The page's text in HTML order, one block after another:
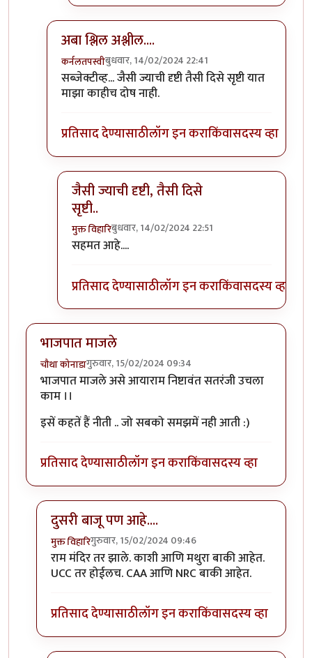
अबा श्लिल अश्लील....
कर्नलतपस्वीबुधवार, 14/02/2024 22:41
In reply toश्शी! किती अश्लील लिहीतातbyअमरेंद्र बाहुबली
सब्जेक्टीव्ह... जैसी ज्याची दृष्टी तैसी दिसे सृष्टी यात
माझा काहीच दोष नाही.
प्रतिसाद देण्यासाठीलॉग इन कराकिंवासदस्य व्हा
जैसी ज्याची दृष्टी, तैसी दिसे
सृष्टी..
मुक्त विहारिबुधवार, 14/02/2024 22:51
In reply toअबा श्लिल अश्लील....
सहमत आहे....
प्रतिसाद देण्यासाठीलॉग इन कराकिंवासदस्य व्हा
भाजपात माजले
चौथा कोनाडागुरुवार, 15/02/2024 09:34
भाजपात माजले असे आयाराम निष्टावंत सतरंजी उचला
काम ।।
इसें कहतें हैं नीती .. जो सबको समझमें नही आती :)
प्रतिसाद देण्यासाठीलॉग इन कराकिंवासदस्य व्हा
दुसरी बाजू पण आहे....
मुक्त विहारिगुरुवार, 15/02/2024 09:46
In reply toभाजपात माजलेbyचौथा कोनाडा
राम मंदिर तर झाले. काशी आणि मथुरा बाकी आहेत.
UCC तर होईलच. CAA आणि NRC बाकी आहेत.
प्रतिसाद देण्यासाठीलॉग इन कराकिंवासदस्य व्हा